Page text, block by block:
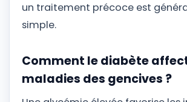
un traitement précoce est
simple.
Comment le diabète
maladies des gencives ?